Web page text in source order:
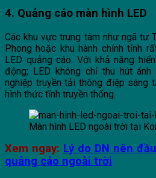
4. Quảng cáo màn hình LED
Các khu vực trung tâm như ngã tư
Phong hoặc khu hành chính tỉnh
LED quảng cáo. Với khả năng
động; LED không chỉ thu hút ánh
nghiệp truyền tải thông điệp sáng
hình thức tĩnh truyền thống.
Màn hình LED ngoài trời tại
Xem ngay: Lý do DN nên
quảng cáo ngoài trời